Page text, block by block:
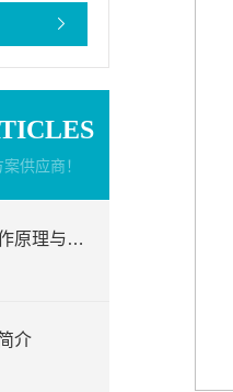
供应商！
太阳能增氧曝气机的工作原理与产品优势
介